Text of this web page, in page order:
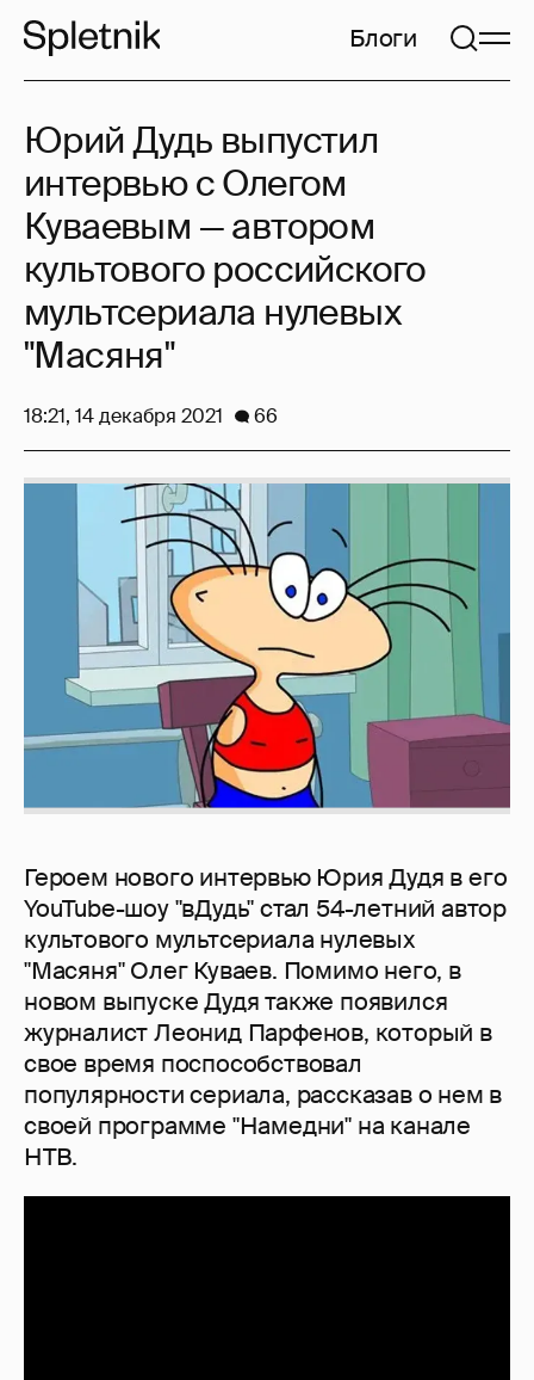
Блоги
Героем нового интервью Юрия Дудя в его
YouTube-шоу "вДудь" стал 54-летний автор
культового мультсериала нулевых
"Масяня" Олег Куваев. Помимо него, в
новом выпуске Дудя также появился
журналист Леонид Парфенов, который в
свое время поспособствовал
популярности сериала, рассказав о нем в
своей программе "Намедни" на канале
НТВ.
Юрий Дудь выпустил
интервью с Олегом
Куваевым — автором
культового российского
мультсериала нулевых
"Масяня"
18:21, 14 декабря 2021 66